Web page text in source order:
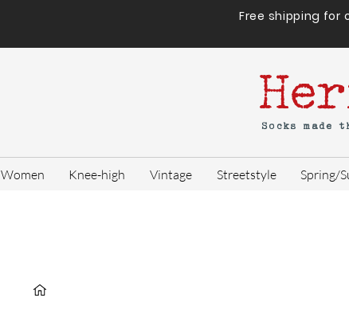
Free shipping for
Socks
Women Knee-high Vintage Streetstyle Spring/